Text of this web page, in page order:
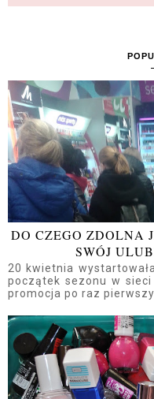
DO CZEGO ZDOLNA
SWÓJ
20 kwietnia
początek sezonu w
promocja po raz